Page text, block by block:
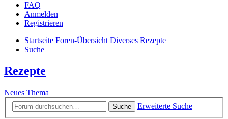
FAQ
Anmelden
Registrieren
Startseite Foren-Übersicht Diverses Rezepte
Suche
Rezepte
Neues Thema
Suche
Erweiterte Suche